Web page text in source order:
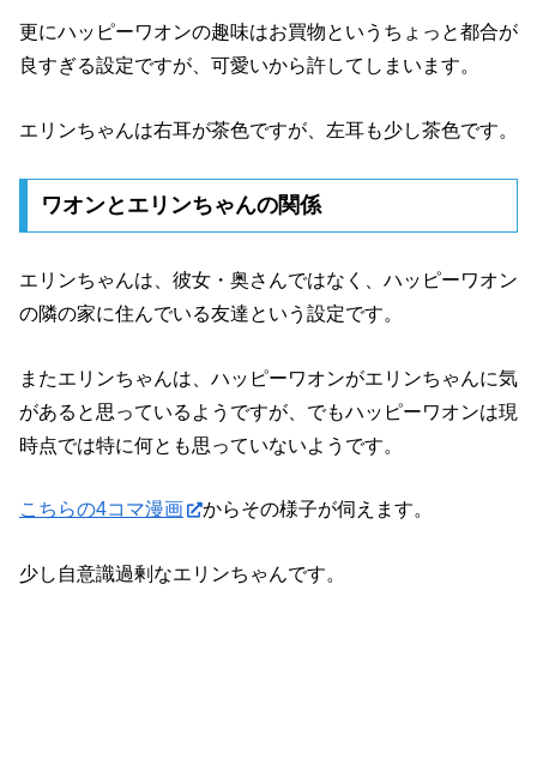
更にハッピーワオンの趣味はお買物というちょっと都合が
良すぎる設定ですが、可愛いから許してしまいます。
エリンちゃんは右耳が茶色ですが、左耳も少し茶色です。
ワオンとエリンちゃんの関係
エリンちゃんは、彼女・奥さんではなく、ハッピーワオン
の隣の家に住んでいる友達という設定です。
またエリンちゃんは、ハッピーワオンがエリンちゃんに気
があると思っているようですが、でもハッピーワオンは現
時点では特に何とも思っていないようです。
こちらの4コマ漫画 からその様子が伺えます。
少し自意識過剰なエリンちゃんです。